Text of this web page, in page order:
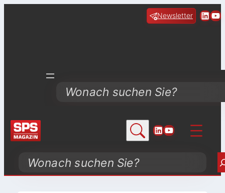
Newsletter
Search
LinkedIn
YouTube
Search